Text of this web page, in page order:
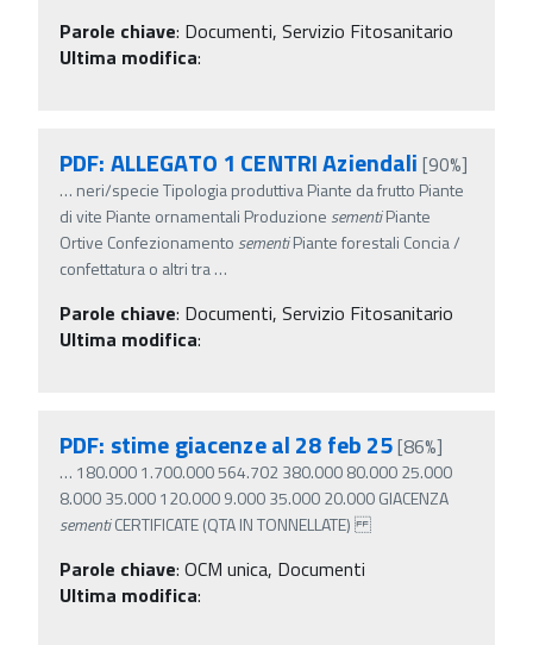
Parole chiave: Documenti, Servizio Fitosanitario
Ultima modifica:
PDF: ALLEGATO 1 CENTRI Aziendali [90%]
… neri/specie Tipologia produttiva Piante da frutto Piante
di vite Piante ornamentali Produzione sementiPiante
Ortive Confezionamento sementiPiante forestali Concia /
confettatura o altri tra…
Parole chiave: Documenti, Servizio Fitosanitario
Ultima modifica:
PDF: stime giacenze al 28 feb 25[86%]
… 180.000 1.700.000 564.702 380.000 80.000 25.000
8.000 35.000 120.000 9.000 35.000 20.000 GIACENZA
sementiCERTIFICATE (QTA IN TONNELLATE)
Parole chiave: OCM unica, Documenti
Ultima modifica: